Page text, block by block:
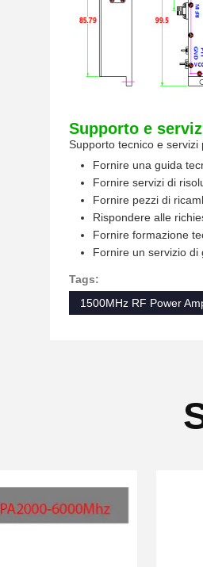
Supporto e
Supporto tecnico e
Fornire una guida
Fornire servizi di
Fornire pezzi di
Rispondere alle
Fornire formazione
Fornire un servizio di
Tags:
1500MHz RF Power